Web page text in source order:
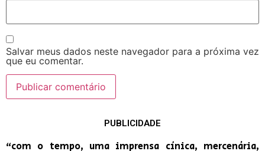
Salvar meus dados neste navegador para a próxima vez
que eu comentar.
PUBLICIDADE
“com o tempo, uma imprensa cínica, mercenária,